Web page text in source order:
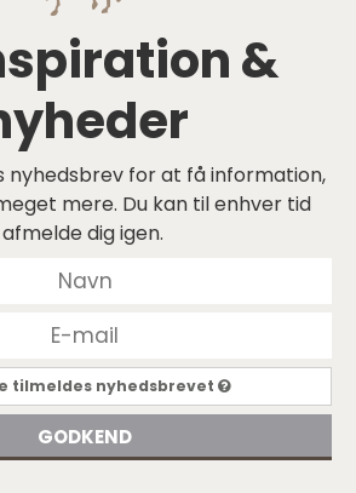
&
nyhedsbrev for at få information,
mere. Du kan til enhver tid
afmelde dig igen.
tilmeldes nyhedsbrevet
GODKEND